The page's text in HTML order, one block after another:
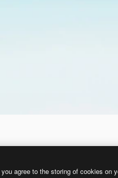
agree to the storing of cookies on